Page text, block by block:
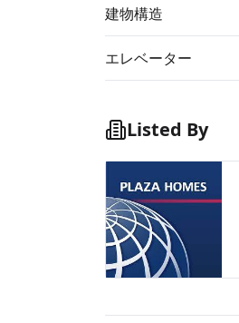
建物構造
エレベーター
Listed By